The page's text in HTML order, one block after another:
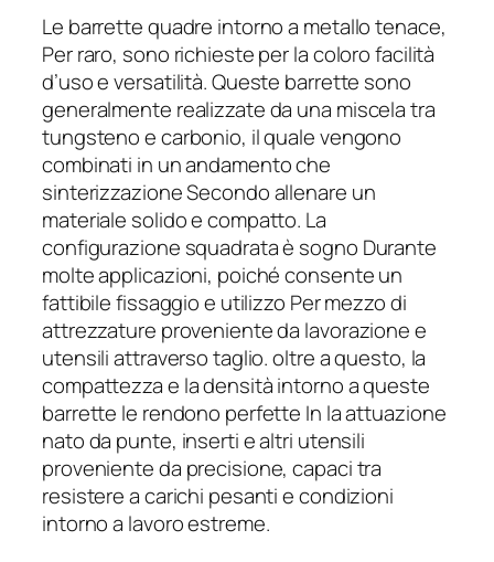
Le barrette quadre intorno a metallo tenace,
Per raro, sono richieste per la coloro facilità
d’uso e versatilità. Queste barrette sono
generalmente realizzate da una miscela tra
tungsteno e carbonio, il quale vengono
combinati in un andamento che
sinterizzazione Secondo allenare un
materiale solido e compatto. La
configurazione squadrata è sogno Durante
molte applicazioni, poiché consente un
fattibile fissaggio e utilizzo Per mezzo di
attrezzature proveniente da lavorazione e
utensili attraverso taglio. oltre a questo, la
compattezza e la densità intorno a queste
barrette le rendono perfette In la attuazione
nato da punte, inserti e altri utensili
proveniente da precisione, capaci tra
resistere a carichi pesanti e condizioni
intorno a lavoro estreme.